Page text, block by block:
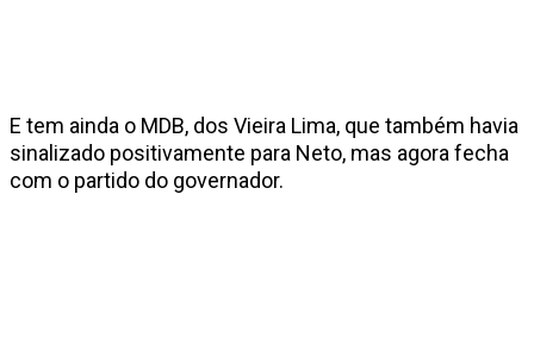
E tem ainda o MDB, dos Vieira Lima, que também havia
sinalizado positivamente para Neto, mas agora fecha
com o partido do governador.